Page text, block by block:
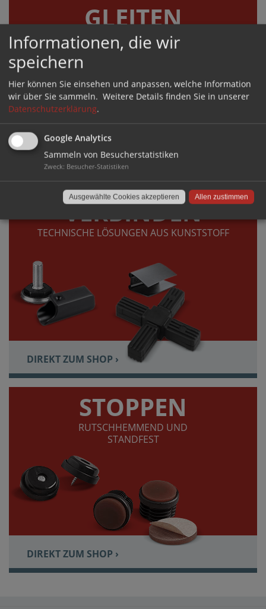
GLEITEN
GERÄUSCHHEMMEND UND BODENSCHONEND
DIREKT ZUM SHOP ›
VERBINDEN
TECHNISCHE LÖSUNGEN AUS KUNSTSTOFF
DIREKT ZUM SHOP ›
STOPPEN
RUTSCHHEMMEND UND
STANDFEST
DIREKT ZUM SHOP ›
Informationen, die wir
speichern
Hier können Sie einsehen und anpassen, welche Information
wir über Sie sammeln. Weitere Details finden Sie in unserer
Datenschutzerklärung.
Google Analytics
Sammeln von Besucherstatistiken
Zweck: Besucher-Statistiken
Allen zustimmen
Ausgewählte Cookies akzeptieren